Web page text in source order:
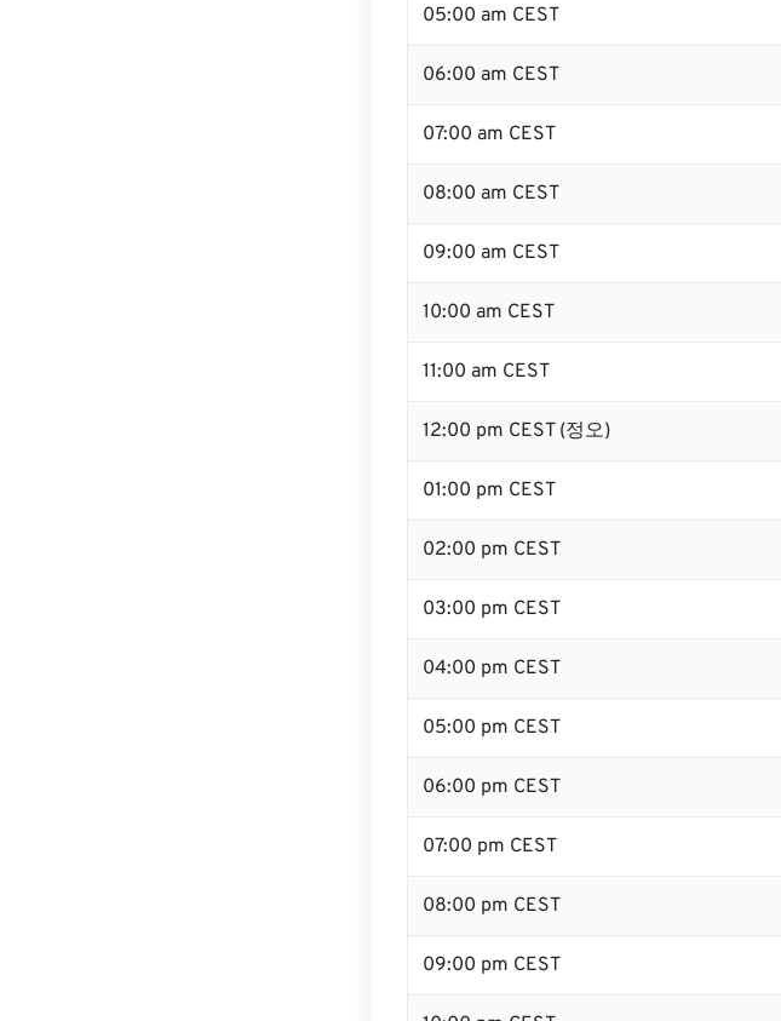
05:00 am CEST
06:00 am CEST
07:00 am CEST
08:00 am CEST
09:00 am CEST
10:00 am CEST
11:00 am CEST
12:00 pm CEST (정오)
01:00 pm CEST
02:00 pm CEST
03:00 pm CEST
04:00 pm CEST
05:00 pm CEST
06:00 pm CEST
07:00 pm CEST
08:00 pm CEST
09:00 pm CEST